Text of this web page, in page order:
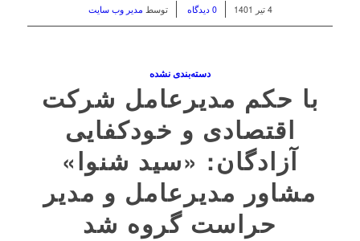
4 تیر 1401 0 دیدگاه توسط مدیر وب سایت
دسته‌بندی نشده
با حکم مدیرعامل شرکت
اقتصادی و خودکفایی
آزادگان: «سید شنوا»
مشاور مدیرعامل و مدیر
حراست گروه شد